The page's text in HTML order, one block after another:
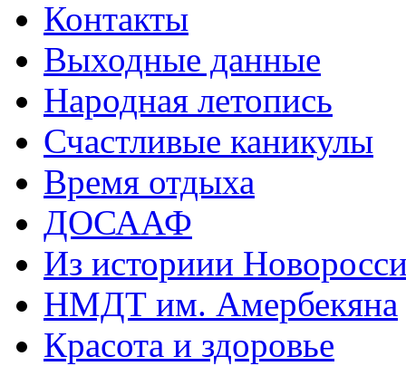
Контакты
Выходные данные
Народная летопись
Счастливые каникулы
Время отдыха
ДОСААФ
Из историии
НМДТ им. Амербекяна
Красота и здоровье